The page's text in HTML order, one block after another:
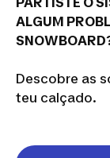
ALGUM
Descobre as
teu calçado.